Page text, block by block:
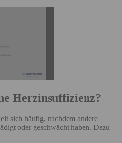
Herzinsuffizienz?
sich häufig, nachdem andere
oder geschwächt haben. Dazu